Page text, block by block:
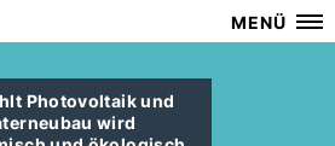
MENÜ
Photovoltaik und
wird